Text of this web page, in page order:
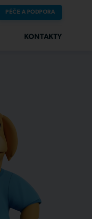
PÉČE A PODPORA
KONTAKTY